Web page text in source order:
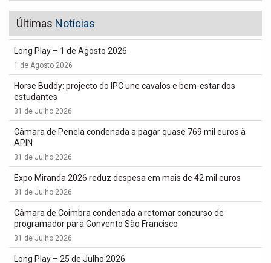
Últimas Notícias
Long Play – 1 de Agosto 2026
1 de Agosto 2026
Horse Buddy: projecto do IPC une cavalos e bem-estar dos
estudantes
31 de Julho 2026
Câmara de Penela condenada a pagar quase 769 mil euros à
APIN
31 de Julho 2026
Expo Miranda 2026 reduz despesa em mais de 42 mil euros
31 de Julho 2026
Câmara de Coimbra condenada a retomar concurso de
programador para Convento São Francisco
31 de Julho 2026
Long Play – 25 de Julho 2026